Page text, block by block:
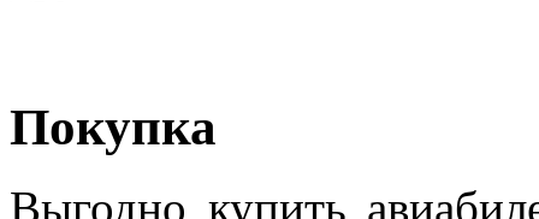
Покупка
Выгодно купить